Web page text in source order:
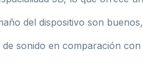
del dispositivo son
de sonido en comparación